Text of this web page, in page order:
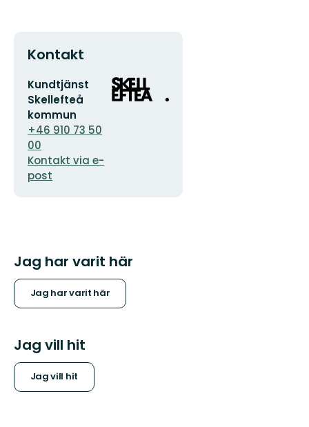
Kontakt
E-
postadress
Kundtjänst
Skellefteå
kommun
+46 910 73 50
00
Kontakt via e-
post
Organisationens
logotyp
Jag har varit här
Jag har varit här
Jag vill hit
Jag vill hit